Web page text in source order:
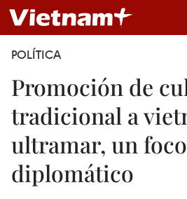
POLÍTICA
Promoción de
tradicional a
ultramar, un foco
diplomático